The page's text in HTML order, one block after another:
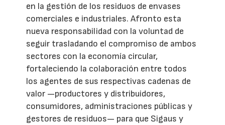
en la gestión de los residuos de envases
comerciales e industriales. Afronto esta
nueva responsabilidad con la voluntad de
seguir trasladando el compromiso de ambos
sectores con la economía circular,
fortaleciendo la colaboración entre todos
los agentes de sus respectivas cadenas de
valor —productores y distribuidores,
consumidores, administraciones públicas y
gestores de residuos— para que Sigaus y